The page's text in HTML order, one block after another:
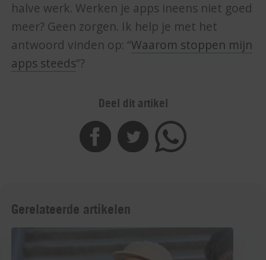
halve werk. Werken je apps ineens niet goed
meer? Geen zorgen. Ik help je met het
antwoord vinden op: “Waarom stoppen mijn
apps steeds”?
Deel dit artikel
Gerelateerde artikelen